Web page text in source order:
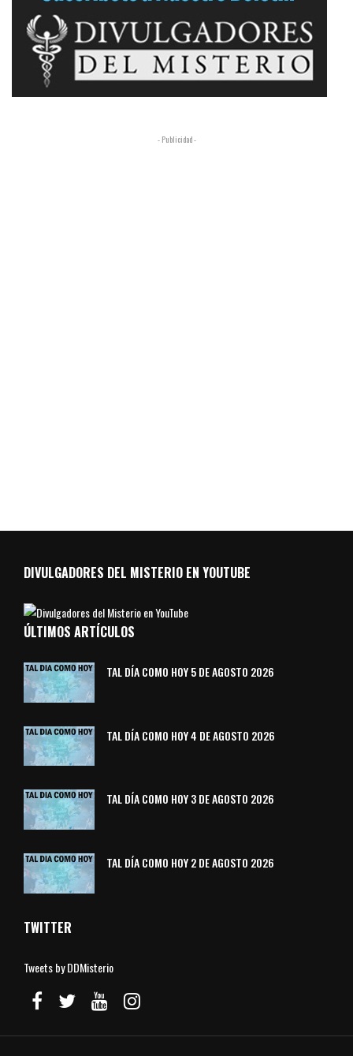
- Publicidad -
DIVULGADORES DEL MISTERIO EN YOUTUBE
ÚLTIMOS ARTÍCULOS
TAL DÍA COMO HOY 5 DE AGOSTO 2026
TAL DÍA COMO HOY 4 DE AGOSTO 2026
TAL DÍA COMO HOY 3 DE AGOSTO 2026
TAL DÍA COMO HOY 2 DE AGOSTO 2026
TWITTER
Tweets by DDMisterio